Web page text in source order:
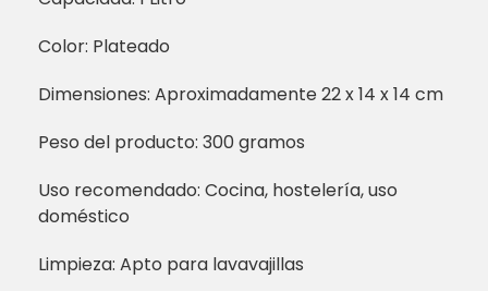
Color: Plateado
Dimensiones: Aproximadamente 22 x 14 x 14 cm
Peso del producto: 300 gramos
Uso recomendado: Cocina, hostelería, uso
doméstico
Limpieza: Apto para lavavajillas